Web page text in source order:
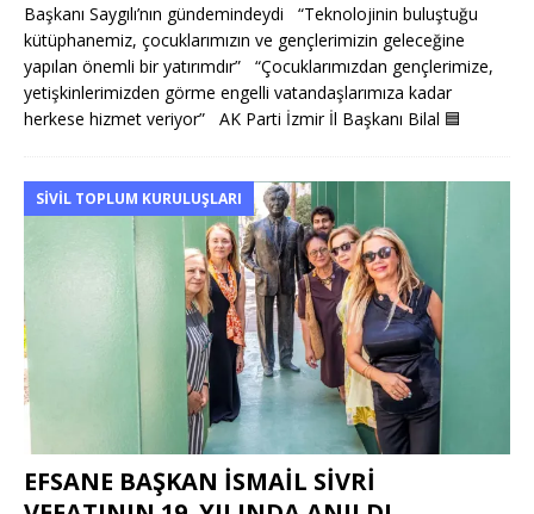
Başkanı Saygılı’nın gündemindeydi “Teknolojinin buluştuğu
kütüphanemiz, çocuklarımızın ve gençlerimizin geleceğine
yapılan önemli bir yatırımdır” “Çocuklarımızdan gençlerimize,
yetişkinlerimizden görme engelli vatandaşlarımıza kadar
herkese hizmet veriyor” AK Parti İzmir İl Başkanı Bilal 🟦
SIVIL TOPLUM KURULUŞLARI
EFSANE BAŞKAN İSMAİL SİVRİ